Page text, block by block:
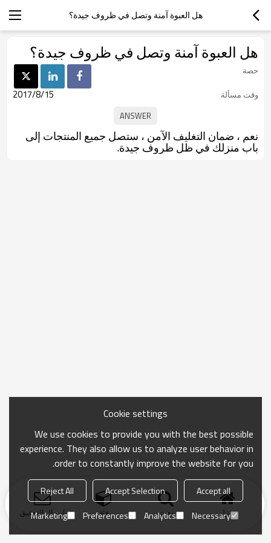
هل العبوة آمنة وتصل في ظروف جيدة؟
هل العبوة آمنة وتصل في ظروف جيدة؟
حصة
وقت مسألة
2017/8/15
نعم ، ضمان التغليف الآمن ، ستصل جميع المنتجات إلى
باب منزلك في ظل ظروف جيدة.
منزل بحث فئة ارسال التحقيق
Cookie settings
We use cookies to provide you with the best possible
experience. They also allow us to analyze user behavior in
order to constantly improve the website for you.
Accept all
Accept Selection
Reject All
Necessary
Analytics
Preferences
Marketing